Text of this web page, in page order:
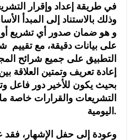
في طريقة إعداد وإقرار
وذلك بالاستناد إلى المبدأ
و هو ضمان صدور أي تشريع أو
على بيانات دقيقة، مع تقييم
التطبيق على جميع شرائح
إعادة تعريف وتمتين العلاقة
بحيث يكون للأخير دور فاعل
التشريعات والقرارات خاصة
اليومية.
وعودة إلى حفل الإشهار،